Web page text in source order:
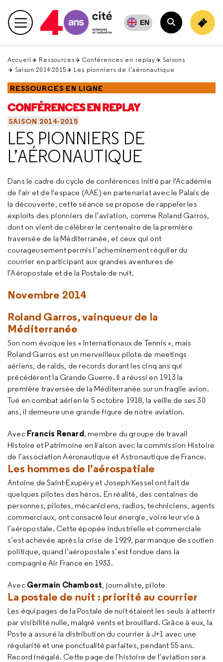
en
haut Menu principal EN
Rechercher
Accueil Ressources Conférences en replay
Saisons
Saison 2014-2015
Les pionniers de l’aéronautique
RESSOURCES EN LIGNE
CONFÉRENCES EN REPLAY
SAISON 2014-2015
LES PIONNIERS DE
L’AÉRONAUTIQUE
Dans le cadre du cycle de conférences initié par l'Académie
de l'air et de l'espace (AAE) en partenariat avec le Palais de
la découverte, cette séance se propose de rappeler les
exploits des pionniers de l’aviation, comme Roland Garros,
dont on vient de célébrer le centenaire de la première
traversée de la Méditerranée, et ceux qui ont
courageusement permis l’acheminement régulier du
courrier en participant aux grandes aventures de
l’Aéropostale et de la Postale de nuit.
Novembre 2014
Roland Garros, vainqueur de la
Méditerranée
Son nom évoque les « Internationaux de Tennis », mais
Roland Garros est un merveilleux pilote de meetings
aériens, de raids, de records durant les cinq ans qui
précédèrent la Grande Guerre. Il a réussi en 1913 la
première traversée de la Méditerranée sur un fragile avion.
Tué en combat aérien le 5 octobre 1918, la veille de ses 30
ans, il demeure une grande figure de notre aviation.
Avec Francis Renard, membre du groupe de travail
Histoire et Patrimoine en liaison avec la commission Histoire
de l’association Aéronautique et Astronautique de France.
Les hommes de l’aérospatiale
Antoine de Saint-Exupéry et Joseph Kessel ont fait de
quelques pilotes des héros. En réalité, des centaines de
personnes, pilotes, mécaniciens, radios, techniciens, agents
commerciaux, ont consacré leur énergie, voire leur vie à
l’aéropostale. Cette épopée industrielle et commerciale
s’est achevée après la crise de 1929, par manque de soutien
politique, quand l’aéropostale s’est fondue dans la
compagnie Air France en 1933.
AvecGermain Chambost, journaliste, pilote
La postale de nuit : priorité au courrier
Les équipages de la Postale de nuit étaient les seuls à atterrir
par visibilité nulle, malgré vents et brouillard. Grâce à eux, la
Poste a assuré la distribution du courrier à J+1 avec une
régularité et une ponctualité parfaites, pendant 55 ans.
Record inégalé. Cette page de l’histoire de l’aviation sera